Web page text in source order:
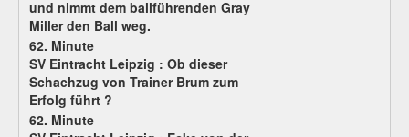
und nimmt dem ballführenden Gray
Miller den Ball weg.
62. Minute
SV Eintracht Leipzig : Ob dieser
Schachzug von Trainer Brum zum
Erfolg führt ?
62. Minute